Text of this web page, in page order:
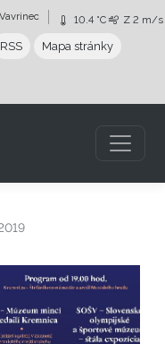
Vavrinec 10.4 °C Z 2 m/s
RSS Mapa stránky